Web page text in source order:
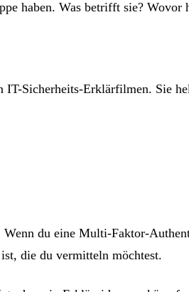
haben. Was betrifft sie? Wovor
Sicherheits-Erklärfilmen. Sie
du eine Multi-Faktor-
die du vermitteln möchtest.